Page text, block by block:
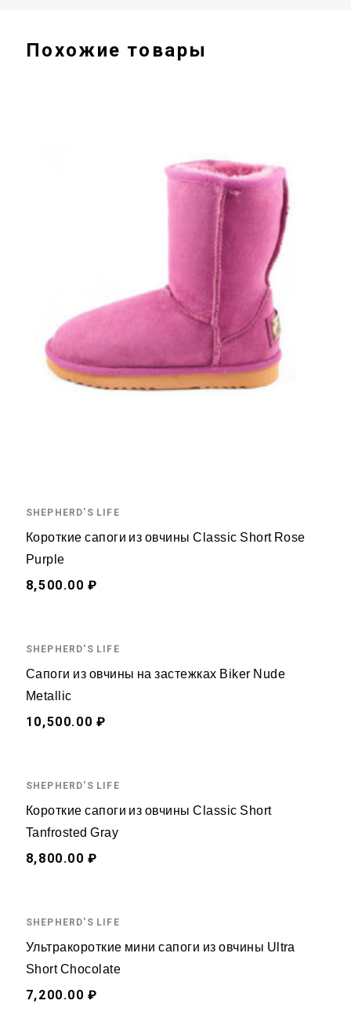
Похожие товары
SHEPHERD'S LIFE
Короткие сапоги из овчины Classic Short Rose
Purple
8,500.00 ₽
SHEPHERD'S LIFE
Сапоги из овчины на застежках Biker Nude
Metallic
10,500.00 ₽
SHEPHERD'S LIFE
Короткие сапоги из овчины Classic Short
Tanfrosted Gray
8,800.00 ₽
SHEPHERD'S LIFE
Ультракороткие мини сапоги из овчины Ultra
Short Chocolate
7,200.00 ₽